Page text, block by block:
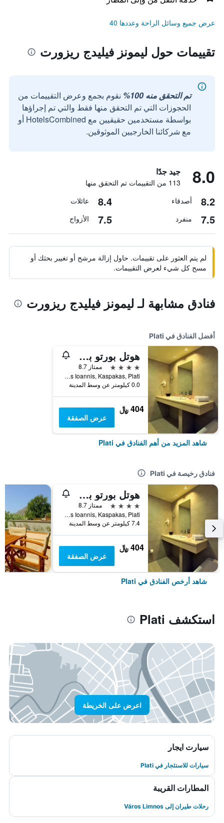
عرض جميع وسائل الراحة وعددها 40
تقييمات حول ليمونز فيليدج ريزورت
تم التحقق منه 100%
نقوم بجمع وعرض التقييمات من
الحجوزات التي تم التحقق منها فقط والتي تم إجراؤها
بواسطة مستخدمين حقيقيين مع HotelsCombined أو
مع شركائنا الخارجيين الموثوقين.
8.0 جيد جدًا
113 من التقييمات تم التحقق منها
8.2 أصدقاء 8.4 عائلات
7.5 منفرد 7.5 الأزواج
لم يتم العثور على تقييمات. حاول إزالة مرشح أو تغيير بحثك أو
مسح كل شيء لعرض التقييمات.
فنادق مشابهة لـ ليمونز فيليدج ريزورت
أفضل الفنادق في Plati
هوتل بورتو بلازا بيتش ريزورت
4 نجوم
ممتاز 8.7
Agios Ioannis, Kaspakas, Plati, اليونان
0.0 كيلومتر عن وسط المدينة
404 ﷼
عرض الصفقة
شاهد المزيد من أهم الفنادق في Plati
فنادق رخيصة في Plati
هوتل بورتو بلازا بيتش ريزورت
4 نجوم
ممتاز 8.7
Agios Ioannis, Kaspakas, Plati, اليونان
7.4 كيلومتر عن وسط المدينة
404 ﷼
عرض الصفقة
شاهد أرخص الفنادق في Plati
استكشف Plati
اعرض على الخريطة
سيارت ايجار
سيارات للاستئجار في Plati
المطارات القريبة
رحلات طيران إلى Város Limnos